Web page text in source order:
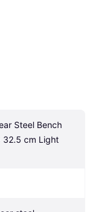
Steel Bench
32.5 cm Light